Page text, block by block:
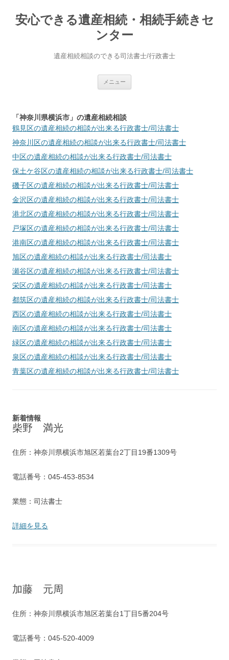
安心できる遺産相続・相続手続きセ
ンター
遺産相続相談のできる司法書士/行政書士
メニュー
キ
プ
「神奈川県横浜市」の遺産相続相談
鶴見区の遺産相続の相談が出来る行政書士/司法書士
神奈川区の遺産相続の相談が出来る行政書士/司法書士
中区の遺産相続の相談が出来る行政書士/司法書士
保土ケ谷区の遺産相続の相談が出来る行政書士/司法書士
磯子区の遺産相続の相談が出来る行政書士/司法書士
金沢区の遺産相続の相談が出来る行政書士/司法書士
港北区の遺産相続の相談が出来る行政書士/司法書士
戸塚区の遺産相続の相談が出来る行政書士/司法書士
港南区の遺産相続の相談が出来る行政書士/司法書士
旭区の遺産相続の相談が出来る行政書士/司法書士
瀬谷区の遺産相続の相談が出来る行政書士/司法書士
栄区の遺産相続の相談が出来る行政書士/司法書士
都筑区の遺産相続の相談が出来る行政書士/司法書士
西区の遺産相続の相談が出来る行政書士/司法書士
南区の遺産相続の相談が出来る行政書士/司法書士
緑区の遺産相続の相談が出来る行政書士/司法書士
泉区の遺産相続の相談が出来る行政書士/司法書士
青葉区の遺産相続の相談が出来る行政書士/司法書士
新着情報
柴野 満光
住所：神奈川県横浜市旭区若葉台2丁目19番1309号
電話番号：045-453-8534
業態：司法書士
詳細を見る
加藤 元周
住所：神奈川県横浜市旭区若葉台1丁目5番204号
電話番号：045-520-4009